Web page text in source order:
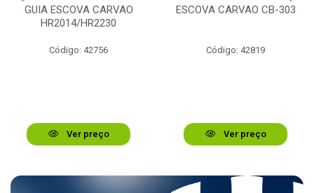
GUIA ESCOVA CARVAO
HR2014/HR2230
Código: 42756
Ver preço
ESCOVA CARVAO CB-303
Código: 42819
Ver preço